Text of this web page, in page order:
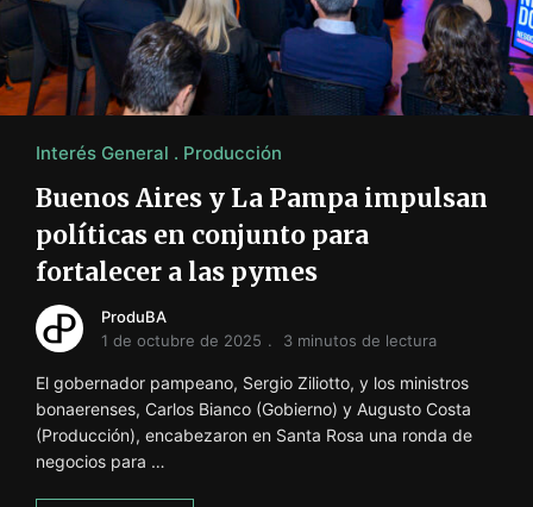
i
ó
n
INFORMACIÓN SOBRE LA PRODUCCIÓN EN LA
Interés General Producción
Buenos Aires y La Pampa impulsan
políticas en conjunto para
fortalecer a las pymes
ProduBA
1 de octubre de 2025
3 minutos de lectura
El gobernador pampeano, Sergio Ziliotto, y los ministros
bonaerenses, Carlos Bianco (Gobierno) y Augusto Costa
(Producción), encabezaron en Santa Rosa una ronda de
negocios para …